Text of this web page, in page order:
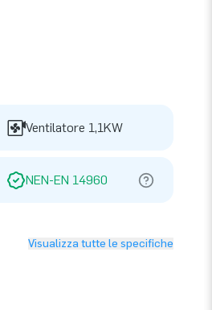
Ventilatore 1,1KW
NEN-EN 14960
Visualizza tutte le specifiche